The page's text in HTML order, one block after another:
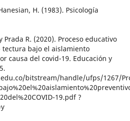
H. (1983). Psicología
Prada R. (2020). Proceso educativo
bajo el aislamiento
causa del covid-19. Educación y
bitstream/handle/ufps/1267/
19.pdf ?